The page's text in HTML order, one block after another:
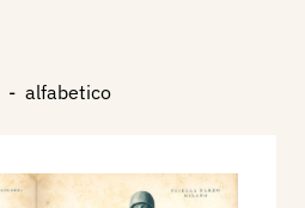
- alfabetico